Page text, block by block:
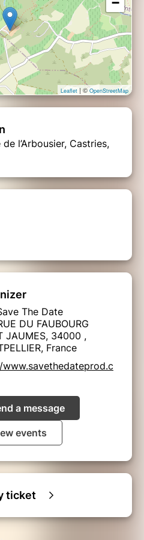
Leaflet | ©OpenStreetMap
l’Arbousier, Castries,
The Date
DU FAUBOURG
JAUMES, 34000 ,
France
a message
events
ticket